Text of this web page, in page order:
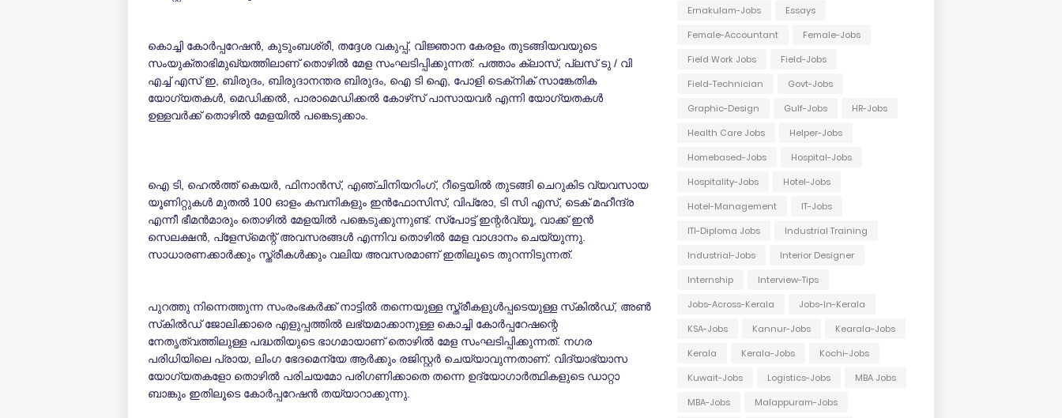
കൊച്ചി കോര്‍പ്പറേഷന്‍, കുടുംബശ്രീ, തദ്ദേശ വകുപ്പ്, വിജ്ഞാന കേരളം തുടങ്ങിയവയുടെ
സംയുക്താഭിമുഖ്യത്തിലാണ് തൊഴില്‍ മേള സംഘടിപ്പിക്കുന്നത്. പത്താം ക്ലാസ്, പ്ലസ് ടു / വി
എച്ച് എസ് ഇ, ബിരുദം, ബിരുദാനന്തര ബിരുദം, ഐ ടി ഐ, പോളി ടെക്‌നിക് സാങ്കേതിക
യോഗ്യതകള്‍, മെഡിക്കല്‍, പാരാമെഡിക്കല്‍ കോഴ്‌സ് പാസായവര്‍ എന്നി യോഗ്യതകള്‍
ഉള്ളവര്‍ക്ക് തൊഴില്‍ മേളയില്‍ പങ്കെടുക്കാം.
ഐ ടി, ഹെല്‍ത്ത് കെയര്‍, ഫിനാന്‍സ്, എഞ്ചിനിയറിംഗ്, റീട്ടെയില്‍ തുടങ്ങി ചെറുകിട വ്യവസായ
യൂണിറ്റുകള്‍ മുതല്‍ 100 ഓളം കമ്പനികളും ഇന്‍ഫോസിസ്, വിപ്രോ, ടി സി എസ്, ടെക് മഹീന്ദ്ര
എന്നീ ഭീമന്‍മാരും തൊഴില്‍ മേളയില്‍ പങ്കെടുക്കുന്നുണ്ട്. സ്‌പോട്ട് ഇന്റര്‍വ്യൂ, വാക്ക് ഇന്‍
സെലക്ഷന്‍, പ്‌ളേസ്‌മെന്റ് അവസരങ്ങള്‍ എന്നിവ തൊഴില്‍ മേള വാഗ്ദാനം ചെയ്യുന്നു.
സാധാരണക്കാര്‍ക്കും സ്ത്രീകള്‍ക്കും വലിയ അവസരമാണ് ഇതിലൂടെ തുറന്നിടുന്നത്.
പുറത്തു നിന്നെത്തുന്ന സംരംഭകര്‍ക്ക് നാട്ടില്‍ തന്നെയുള്ള സ്ത്രീകളുള്‍പ്പടെയുള്ള സ്‌കില്‍ഡ്, അണ്‍
സ്‌കില്‍ഡ് ജോലിക്കാരെ എളുപ്പത്തില്‍ ലഭ്യമാക്കാനുള്ള കൊച്ചി കോര്‍പ്പറേഷന്റെ
നേതൃത്വത്തിലുള്ള പദ്ധതിയുടെ ഭാഗമായാണ് തൊഴില്‍ മേള സംഘടിപ്പിക്കുന്നത്. നഗര
പരിധിയിലെ പ്രായ, ലിംഗ ഭേദമെന്യേ ആര്‍ക്കും രജിസ്റ്റര്‍ ചെയ്യാവുന്നതാണ്. വിദ്യാഭ്യാസ
യോഗ്യതകളോ തൊഴില്‍ പരിചയമോ പരിഗണിക്കാതെ തന്നെ ഉദ്യോഗാര്‍ത്ഥികളുടെ ഡാറ്റാ
ബാങ്കും ഇതിലൂടെ കോര്‍പ്പറേഷന്‍ തയ്യാറാക്കുന്നു.
Ernakulam-Jobs
Essays
Female-Accountant
Female-Jobs
Field Work Jobs
Field-Jobs
Field-Technician
Govt-Jobs
Graphic-Design
Gulf-Jobs
HR-Jobs
Health Care Jobs
Helper-Jobs
Homebased-Jobs
Hospital-Jobs
Hospitality-Jobs
Hotel-Jobs
Hotel-Management
IT-Jobs
ITI-Diploma Jobs
Industrial Training
Industrial-Jobs
Interior Designer
Internship
Interview-Tips
Jobs-Across-Kerala
Jobs-In-Kerala
KSA-Jobs
Kannur-Jobs
Kearala-Jobs
Kerala
Kerala-Jobs
Kochi-Jobs
Kuwait-Jobs
Logistics-Jobs
MBA Jobs
MBA-Jobs
Malappuram-Jobs